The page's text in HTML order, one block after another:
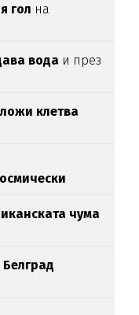
гол на
вода и през
клетва
чума
Белград